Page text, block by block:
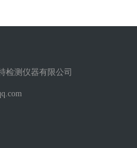
检测仪器有限公司